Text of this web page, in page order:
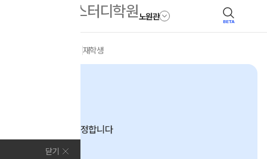
노원관 BETA
닫기
재학생
시작이 결과를 정합니다
2027